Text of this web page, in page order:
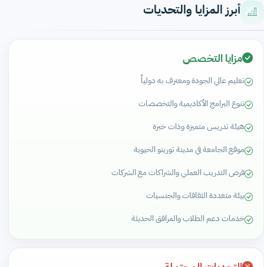
أبرز المزايا والتحديات
مزايا التخصص
تعليم عالي الجودة ومعترف به دولياً
تنوع البرامج الأكاديمية والتخصصات
هيئة تدريس متميزة وذات خبرة
موقع الجامعة في مدينة تورينو الحيوية
فرص التدريب العملي والشراكات مع الشركات
بيئة متعددة الثقافات والجنسيات
خدمات دعم الطلاب والمرافق الحديثة